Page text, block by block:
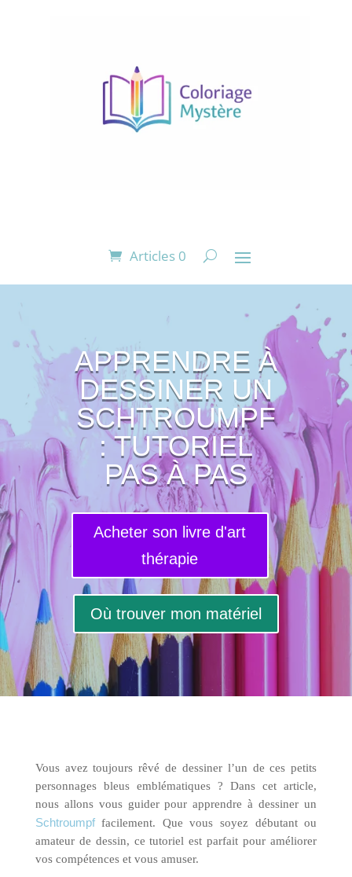
Articles 0
APPRENDRE À
DESSINER UN
SCHTROUMPF
: TUTORIEL
PAS À PAS
Acheter son livre d'art
thérapie
Où trouver mon matériel
Vous avez toujours rêvé de dessiner l’un de ces petits
personnages bleus emblématiques ? Dans cet article,
nous allons vous guider pour apprendre à dessiner un
Schtroumpffacilement. Que vous soyez débutant ou
amateur de dessin, ce tutoriel est parfait pour améliorer
vos compétences et vous amuser.